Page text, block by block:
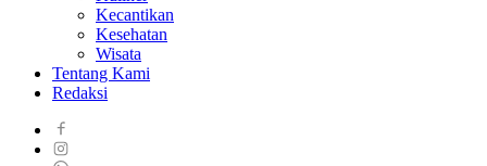
Kecantikan
Kesehatan
Wisata
Tentang Kami
Redaksi